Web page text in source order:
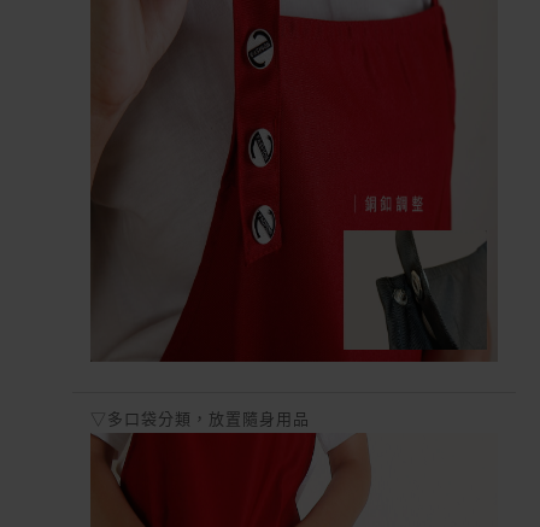
▽多口袋分類，放置隨身用品